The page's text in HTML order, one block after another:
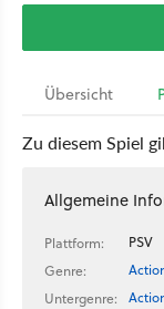
Übersicht
Zu diesem Spiel
Allgemeine
Plattform:
PSV
Genre:
Untergenre: